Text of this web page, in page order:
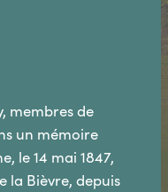
membres de
un mémoire
le 14 mai 1847,
la Bièvre, depuis